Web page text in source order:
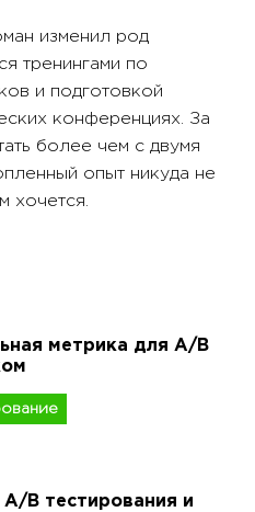
изменил род
тренингами по
и подготовкой
конференциях. За
более чем с двумя
опыт никуда не
хочется.
метрика для A/B
B тестирования и